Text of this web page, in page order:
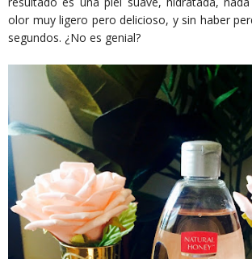
olor muy ligero pero delicioso, y sin haber
segundos. ¿No es genial?